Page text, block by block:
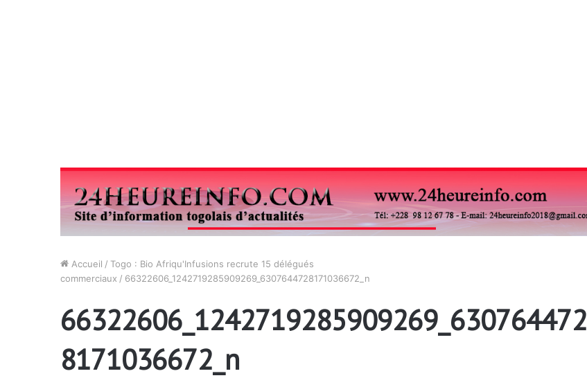
Accueil / Togo : Bio Afriqu'Infusions recrute 15 délégués
commerciaux / 66322606_1242719285909269_6307644728171036672_n
66322606_1242719285909269_630764472
8171036672_n